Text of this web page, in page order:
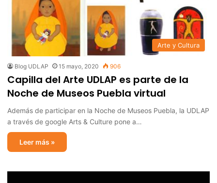
Arte y Cultura
Blog UDLAP 15 mayo, 2020 906
Capilla del Arte UDLAP es parte de la
Noche de Museos Puebla virtual
Además de participar en la Noche de Museos Puebla, la UDLAP
a través de google Arts & Culture pone a…
Leer más »